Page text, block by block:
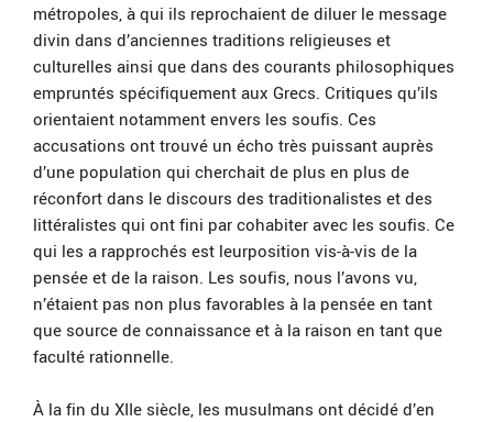
métropoles, à qui ils reprochaient de diluer le message
divin dans d’anciennes traditions religieuses et
culturelles ainsi que dans des courants philosophiques
empruntés spécifiquement aux Grecs. Critiques qu’ils
orientaient notamment envers les soufis. Ces
accusations ont trouvé un écho très puissant auprès
d’une population qui cherchait de plus en plus de
réconfort dans le discours des traditionalistes et des
littéralistes qui ont fini par cohabiter avec les soufis. Ce
qui les a rapprochés est leurposition vis-à-vis de la
pensée et de la raison. Les soufis, nous l’avons vu,
n’étaient pas non plus favorables à la pensée en tant
que source de connaissance et à la raison en tant que
faculté rationnelle.
À la fin du XIIe siècle, les musulmans ont décidé d’en